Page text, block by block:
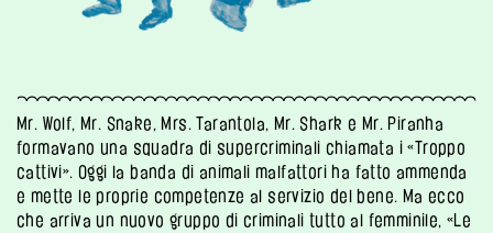
Mr. Wolf, Mr. Snake, Mrs. Tarantola, Mr. Shark e Mr. Piranha
formavano una squadra di supercriminali chiamata i«Troppo
cattivi».Oggi la banda di animali malfattori ha fatto ammenda
e mette le proprie competenze al servizio del bene. Ma ecco
che arriva un nuovo gruppo di criminali tutto al femminile, «Le